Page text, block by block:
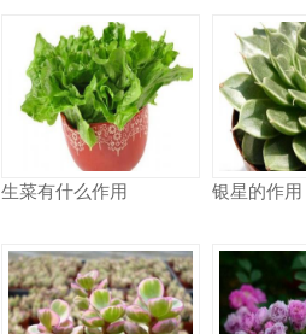
生菜有什么作用 银星的作用